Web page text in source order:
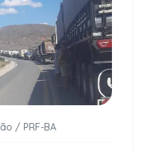
/ PRF-BA